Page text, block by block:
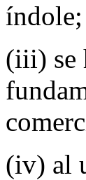
(iii) se
(iv) al